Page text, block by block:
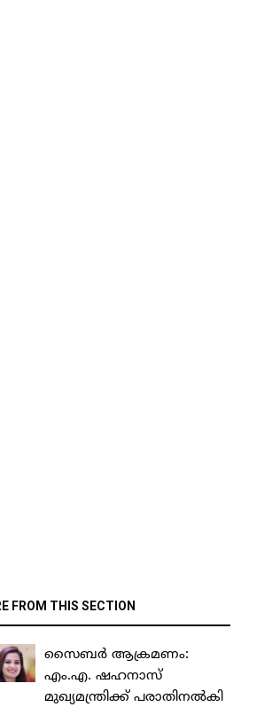
FROM THIS SECTION
സൈബർ ആക്രമണം:
എം.എ. ഷഹനാസ്
മുഖ്യമന്ത്രിക്ക് പരാതിനൽകി